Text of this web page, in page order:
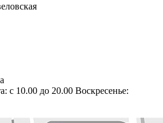
с 10.00 до 20.00 Воскресенье: